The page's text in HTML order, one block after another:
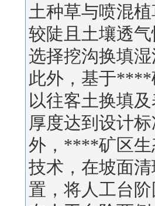
土种草与喷混
较陡且土壤透
选择挖沟换填
此外，基于****
以往客土换填
厚度达到设计
外，****矿区生
技术，在坡面
置，将人工台